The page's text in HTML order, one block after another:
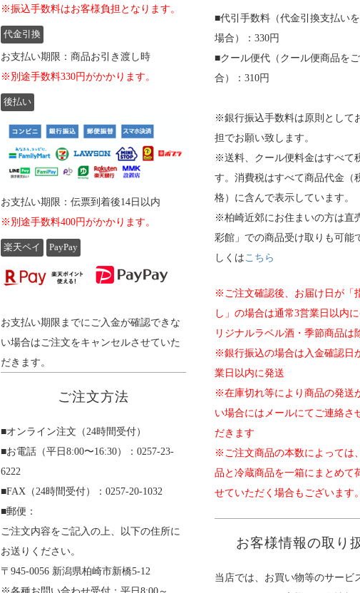
※振込手数料はお客様負担となります。
代金引換
お支払い期限：商品お引き渡し時
※別途手数料330円がかかります。
後払い
お支払い期限：伝票到着後14日以内
※別途手数料400円がかかります。
楽天ペイ PayPay
お支払い期限までにご入金が確認できな
い場合はご注文をキャンセルさせていた
だきます。
ご注文方法
■オンライン注文（24時間受付）
■お電話（平日8:00〜16:30）：0257-23-
6222
■FAX（24時間受付）：0257-20-1032
■郵便：
ご注文内容をご記入の上、以下の住所に
お送りください。
〒945-0056 新潟県柏崎市新橋5-12
■代引手数料（代金引換支払い
場合）：330円
■クール便代（クール便商品を
合）：310円
※銀行振込手数料は原則として
担でお願い致します。
※送料、クール便料金はすべて
す。消費税はすべて商品代金（
格）に含んで表示しています。
※柏崎近郊にお住まいの方は直
彩館」での商品受け取りも可能
しくはこちら
※ご注文確認後、お届け日が「
し」の場合は通常3営業日以内
リジナルラベル酒・季節商品は
※銀行振込の場合は入金確認日
業日以内に発送
※在庫切れ等により商品の発送
い場合にはメールにてご連絡さ
だきます
※ご注文商品の本数によっては
品と冷蔵商品を一箱にまとめて
せていただく場合もございます
お客様情報の取り
当店では、お買い物等のサービ